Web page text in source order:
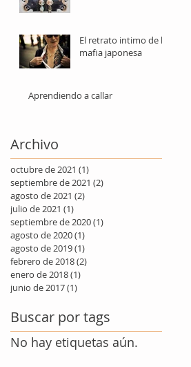
El retrato intimo de la
mafia japonesa
Aprendiendo a callar
Archivo
octubre de 2021 (1)
septiembre de 2021 (2)
agosto de 2021 (2)
julio de 2021 (1)
septiembre de 2020(1)
agosto de 2020(1)
agosto de 2019(1)
febrero de 2018(2)
enero de 2018(1)
junio de 2017(1)
Buscar por tags
No hay etiquetas aún.